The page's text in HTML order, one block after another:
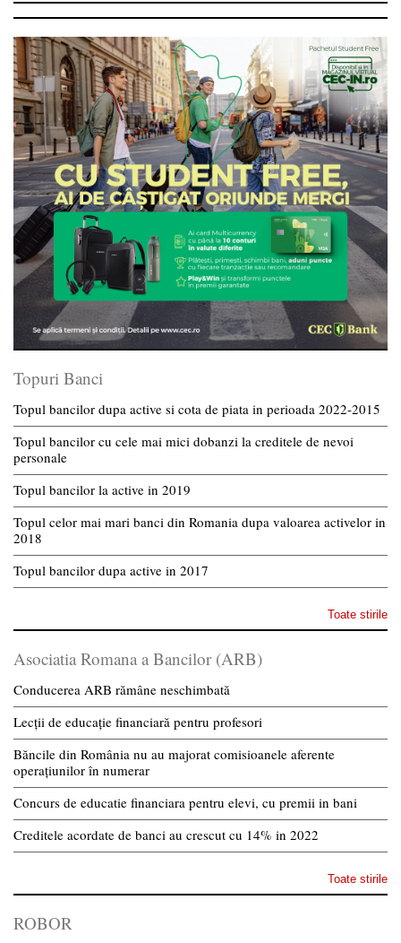
Topuri Banci
Topul bancilor dupa active si cota de piata in perioada 2022-2015
Topul bancilor cu cele mai mici dobanzi la creditele de nevoi
personale
Topul bancilor la active in 2019
Topul celor mai mari banci din Romania dupa valoarea activelor in
2018
Topul bancilor dupa active in 2017
Toate stirile
Asociatia Romana a Bancilor (ARB)
Conducerea ARB rămâne neschimbată
Lecții de educație financiară pentru profesori
Băncile din România nu au majorat comisioanele aferente
operațiunilor în numerar
Concurs de educatie financiara pentru elevi, cu premii in bani
Creditele acordate de banci au crescut cu 14% in 2022
Toate stirile
ROBOR